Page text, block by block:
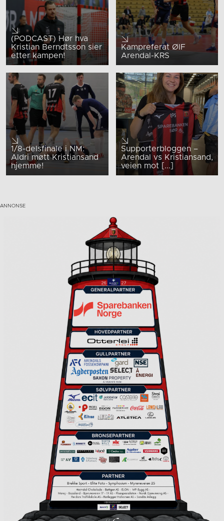
(PODCAST) Hør hva
Kristian Berndtsson sier
etter kampen!
Kampreferat ØIF
Arendal-KRS
1/8-delsfinale i NM:
Aldri møtt Kristiansand
hjemme!
Supporterbloggen –
Arendal vs Kristiansand,
veien mot [...]